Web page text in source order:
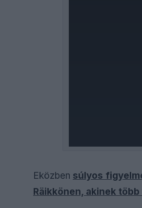
Eközben súlyos
Räikkönen, akinek